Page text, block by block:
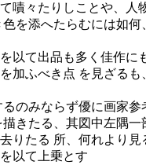
嘖々たりしことや、
を添へたらむには如
以て出品も多く佳作
ふべき点 を見ざる
のみならず優に画家
きたる、其図中左隅
りたる 所、何れより
以て上乗とす